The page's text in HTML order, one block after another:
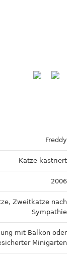
Freddy
Katze kastriert
2006
Zweitkatze nach
Sympathie
mit Balkon oder
Minigarten